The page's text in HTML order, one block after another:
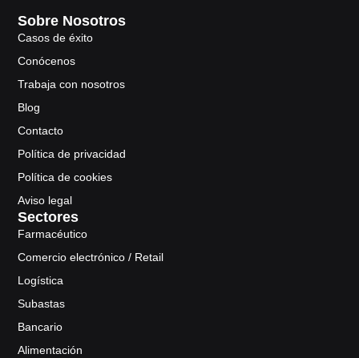
Sobre Nosotros
Casos de éxito
Conócenos
Trabaja con nosotros
Blog
Contacto
Política de privacidad
Política de cookies
Aviso legal
Sectores
Farmacéutico
Comercio electrónico / Retail
Logística
Subastas
Bancario
Alimentación